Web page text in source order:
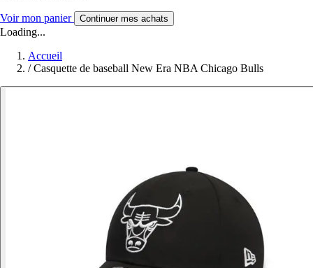
Voir mon panier Continuer mes achats
Loading...
Accueil
/ Casquette de baseball New Era NBA Chicago Bulls